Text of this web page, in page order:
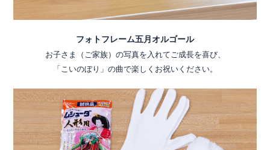
フォトフレーム五月オルゴール
お子さま（ご家族）の写真を入れてご成長を喜び、
「こいのぼり」の曲で楽しくお祝いください。